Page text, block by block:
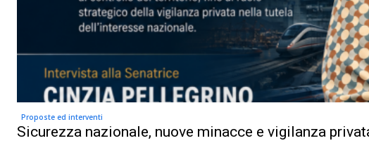
Proposte ed interventi
Sicurezza nazionale, nuove minacce e vigilanza